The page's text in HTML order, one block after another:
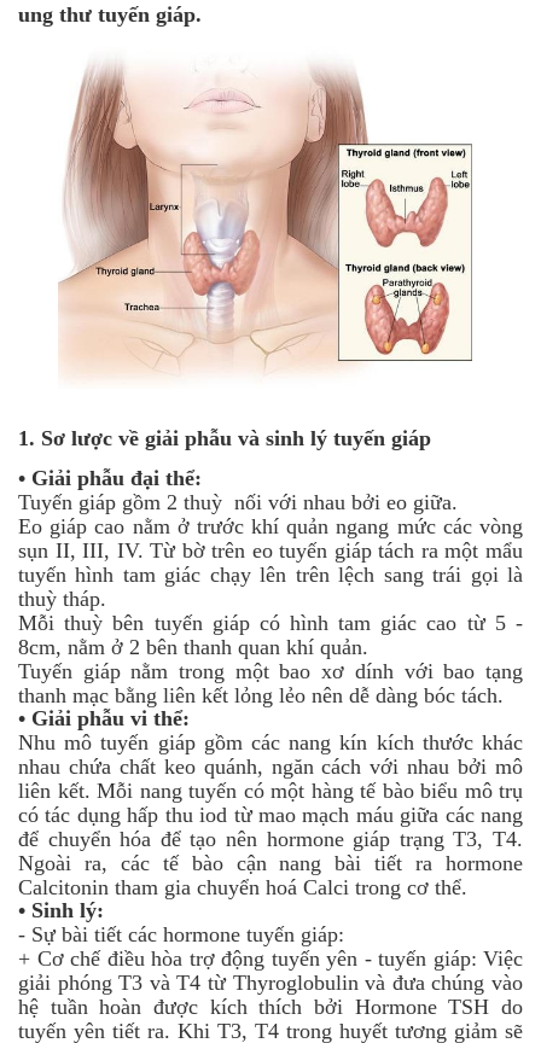
ung thư tuyến giáp.
1. Sơ lược về giải phẫu và sinh lý tuyến giáp
• Giải phẫu đại thể:
Tuyến giáp gồm 2 thuỳ nối với nhau bởi eo giữa.
Eo giáp cao nằm ở trước khí quản ngang mức các vòng
sụn II, III, IV. Từ bờ trên eo tuyến giáp tách ra một mẩu
tuyến hình tam giác chạy lên trên lệch sang trái gọi là
thuỳ tháp.
Mỗi thuỳ bên tuyến giáp có hình tam giác cao từ 5 -
8cm, nằm ở 2 bên thanh quan khí quản.
Tuyến giáp nằm trong một bao xơ dính với bao tạng
thanh mạc bằng liên kết lỏng lẻo nên dễ dàng bóc tách.
• Giải phẫu vi thể:
Nhu mô tuyến giáp gồm các nang kín kích thước khác
nhau chứa chất keo quánh, ngăn cách với nhau bởi mô
liên kết. Mỗi nang tuyến có một hàng tế bào biểu mô trụ
có tác dụng hấp thu iod từ mao mạch máu giữa các nang
để chuyển hóa để tạo nên hormone giáp trạng T3, T4.
Ngoài ra, các tế bào cận nang bài tiết ra hormone
Calcitonin tham gia chuyển hoá Calci trong cơ thể.
• Sinh lý:
- Sự bài tiết các hormone tuyến giáp:
+ Cơ chế điều hòa trợ động tuyến yên - tuyến giáp: Việc
giải phóng T3 và T4 từ Thyroglobulin và đưa chúng vào
hệ tuần hoàn được kích thích bởi Hormone TSH do
tuyến yên tiết ra. Khi T3, T4 trong huyết tương giảm sẽ